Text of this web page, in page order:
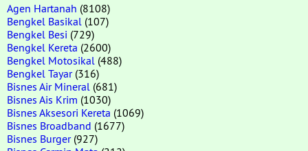
Agen Hartanah (8108)
Bengkel Basikal (107)
Bengkel Besi (729)
Bengkel Kereta (2600)
Bengkel Motosikal (488)
Bengkel Tayar(316)
Bisnes Air Mineral (681)
Bisnes Ais Krim (1030)
Bisnes Aksesori Kereta (1069)
Bisnes Broadband (1677)
Bisnes Burger(927)